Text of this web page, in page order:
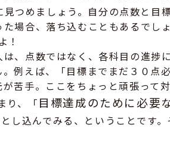
見つめましょう。自分の点数と目
場合、落ち込むこともあるで
！
、点数ではなく、各科目の進捗
例えば、「目標までまだ３０点
苦手。ここをちょっと頑張って
り、「 目標達成のために必要
し込んでみる、ということです